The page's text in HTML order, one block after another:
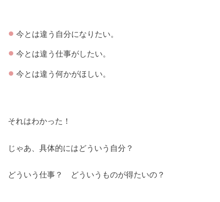
今とは違う自分になりたい。
今とは違う仕事がしたい。
今とは違う何かがほしい。
それはわかった！
じゃあ、具体的にはどういう自分？
どういう仕事？ どういうものが得たいの？